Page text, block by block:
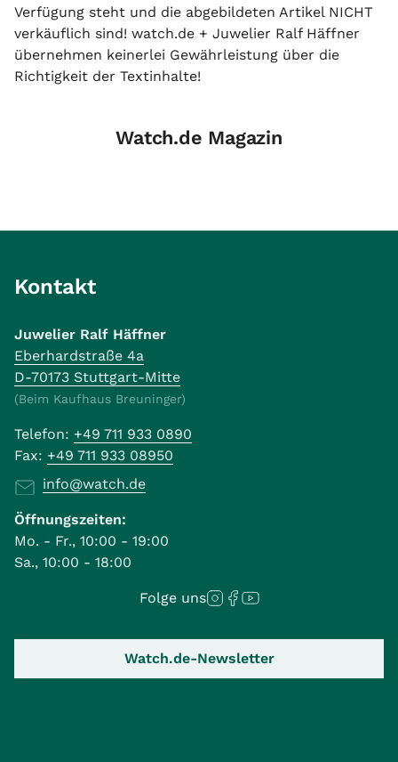
Verfügung steht und die abgebildeten Artikel NICHT
verkäuflich sind! watch.de + Juwelier Ralf Häffner
übernehmen keinerlei Gewährleistung über die
Richtigkeit der Textinhalte!
Watch.de Magazin
Kontakt
Juwelier Ralf Häffner
Eberhardstraße 4a
D-70173 Stuttgart-Mitte
(Beim Kaufhaus Breuninger)
Telefon: +49 711 933 0890
Fax: +49 711 933 08950
info@watch.de
Öffnungszeiten:
Mo. - Fr., 10:00 - 19:00
Sa., 10:00 - 18:00
Folge uns
Watch.de-Newsletter